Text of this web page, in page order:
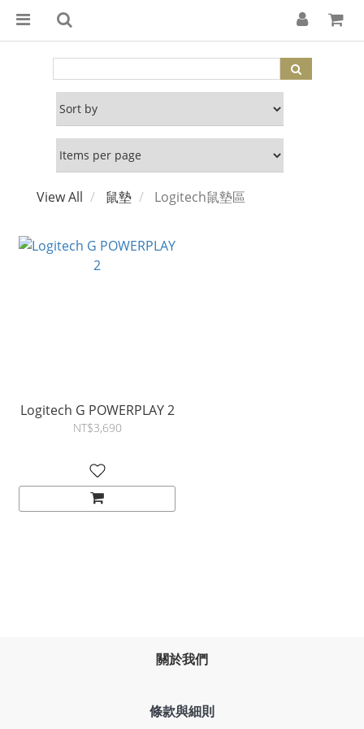
View All 鼠墊 Logitech鼠墊區
Logitech G POWERPLAY 2
NT$3,690
關於我們
條款與細則